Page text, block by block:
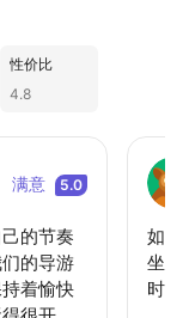
性价比
4.8
满意 5.0
的节奏
的导游
着愉快
如果
坐。
时停